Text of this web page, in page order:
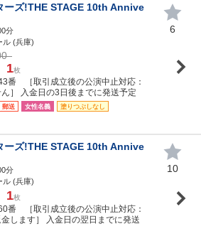
ーズ!THE STAGE 10th Annive
分
ル (兵庫)
1枚
番 ［取引成立後の公演中止対応：
］ 入金日の3日後までに発送予定
郵送 女性名義
塗りつぶしなし
6
ーズ!THE STAGE 10th Annive
分
ル (兵庫)
1枚
番 ［取引成立後の公演中止対応：
します］ 入金日の翌日までに発送
10